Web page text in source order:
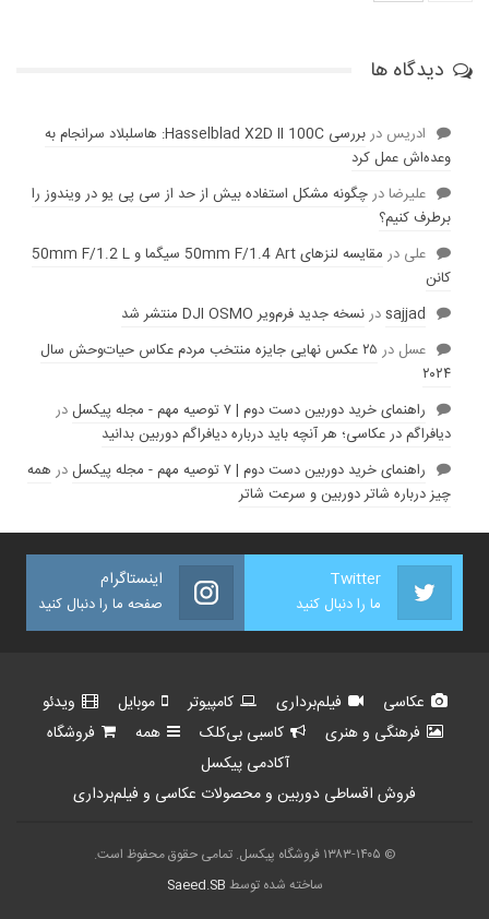
دیدگاه ها
ادریس در
بررسی Hasselblad X2D II 100C: هاسلبلاد سرانجام به
وعده‌‌اش عمل کرد
عليرضادرچگونه مشکل استفاده بیش از حد از سی پی یو در ویندوز را
برطرف کنیم؟
علی در
مقایسه لنز‌های 50mm F/1.4 Art سیگما و 50mm F/1.2 L
کانن
sajjadدرنسخه جدید فرم‌ویر DJI OSMO منتشر شد
عسل در
۲۵ عکس نهایی جایزه منتخب مردم عکاس حیات‌وحش سال
۲۰۲۴
راهنمای خرید دوربین دست دوم | ۷ توصیه مهم - مجله پیکسل
در
دیافراگم در عکاسی؛ هر آنچه باید درباره دیافراگم دوربین بدانید
راهنمای خرید دوربین دست دوم | ۷ توصیه مهم - مجله پیکسل
در همه
چیز درباره شاتر دوربین و سرعت شاتر
Twitter
ما را دنبال کنید
اینستاگرام
صفحه ما را دنبال کنید
عکاسی فیلم‌برداری کامپیوتر موبایل
ویدئو
فرهنگی و هنری
کاسبی بی‌کلک همه
فروشگاه
آکادمی پیکسل
فروش اقساطی دوربین و محصولات عکاسی و فیلم‌برداری
© ۱۳۸۳-۱۴۰۵ فروشگاه پیکسل. تمامی حقوق محفوظ است.
ساخته شده توسط Saeed.SB